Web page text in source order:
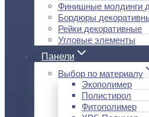
Финишные молдинги
Бордюры
Рейки декоративные
Угловые элементы
Панели
Выбор по материалу
Экополимер
Полистирол
Фитополимер